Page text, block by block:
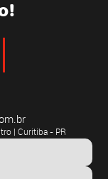
| Curitiba - PR